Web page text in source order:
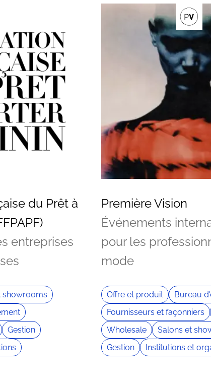
du Prêt à
entreprises
showrooms
Gestion
Première Vision
Événements
pour les
mode
Offre et produit
Bureau
Fournisseurs et façonniers
Wholesale
Salons et
Gestion
Institutions et